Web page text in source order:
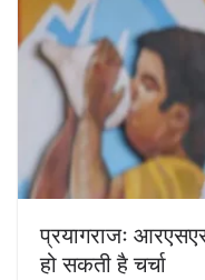
प्रयागराजः
हो सकती है चर्चा